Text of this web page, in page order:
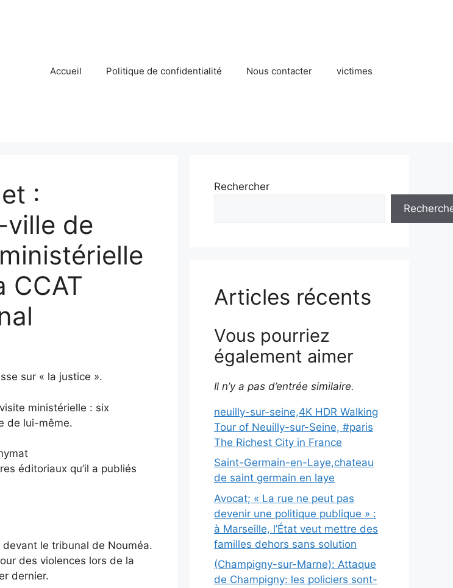
Accueil Politique de confidentialité Nous contacter victimes
:
ville de
CCAT
sur « la justice ».
ministérielle : six
de lui-même.
éditoriaux qu’il a publiés
le tribunal de Nouméa.
des violences lors de la
dernier.
Rechercher
Articles récents
Vous pourriez
également aimer
Il n’y a pas d’entrée similaire.
neuilly-sur-seine,4K HDR Walking
Tour of Neuilly-sur-Seine, #paris
The Richest City in France
Saint-Germain-en-Laye,chateau
de saint germain en laye
Avocat; « La rue ne peut pas
devenir une politique publique » :
à Marseille, l’État veut mettre des
familles dehors sans solution
(Champigny-sur-Marne): Attaque
de Champigny: les policiers sont-